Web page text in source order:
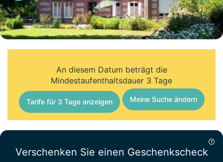
An diesem Datum beträgt die
Mindestaufenthaltsdauer 3 Tage
Tarife für 3 Tage anzeigen Meine Suche ändern
Verschenken Sie einen Geschenkscheck